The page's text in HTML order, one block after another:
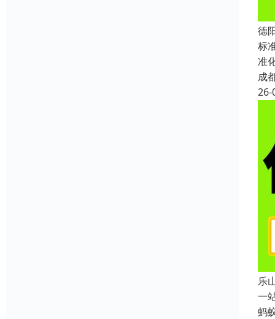
德
标
准
成
26-
乐
一
蚂